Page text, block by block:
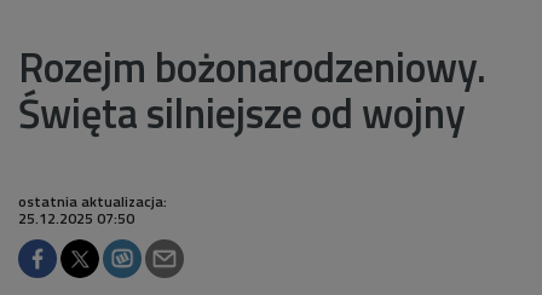
Rozejm bożonarodzeniowy.
Święta silniejsze od wojny
ostatnia aktualizacja:
25.12.2025 07:50